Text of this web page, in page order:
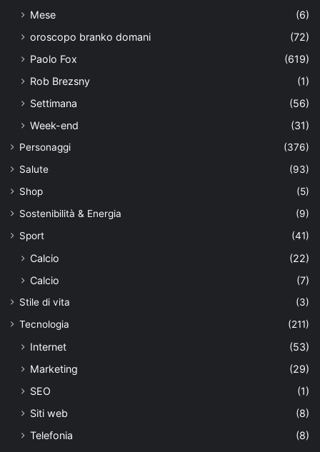
Mese
(6)
oroscopo branko domani
(72)
Paolo Fox
(619)
Rob Brezsny
(1)
Settimana
(56)
Week-end
(31)
Personaggi
(376)
Salute
(93)
Shop
(5)
Sostenibilità & Energia
(9)
Sport
(41)
Calcio
(22)
Calcio
(7)
Stile di vita
(3)
Tecnologia
(211)
Internet
(53)
Marketing
(29)
SEO
(1)
Siti web
(8)
Telefonia
(8)